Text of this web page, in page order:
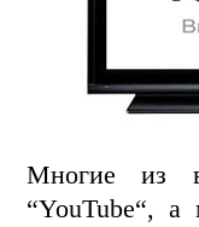
Многие из
“YouTube“,